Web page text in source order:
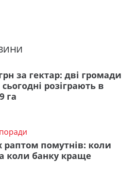
за гектар: дві громади
розіграють в
га
раптом помутнів: коли
коли банку краще